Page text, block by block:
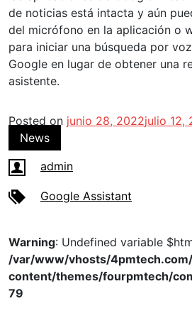
de noticias está intacta y aún
del micrófono en la aplicación o
para iniciar una búsqueda por
Google en lugar de obtener una
asistente.
Posted on junio 28, 2022julio 12,
News
admin
Google Assistant
Warning: Undefined variable
/var/www/vhosts/
content/themes/fourpmtech/
79